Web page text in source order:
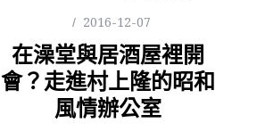
2016-12-07
在澡堂與居酒屋裡開
會？走進村上隆的昭和
風情辦公室